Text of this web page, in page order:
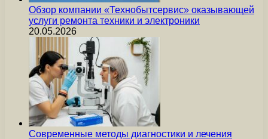
Обзор компании «Технобытсервис» оказывающей
услуги ремонта техники и электроники
20.05.2026
Современные методы диагностики и лечения